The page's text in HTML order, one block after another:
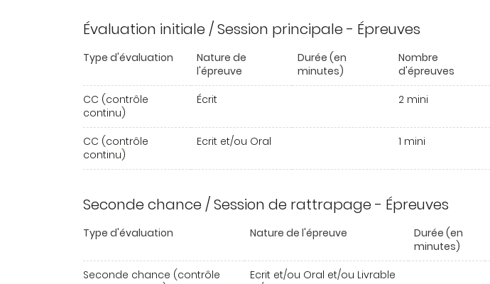
Évaluation initiale / Session principale - Épreuves
Type d'évaluation
Nature de
l'épreuve
Durée (en
minutes)
Nombre
d'épreuves
CC (contrôle
continu)
Écrit 2 mini
CC (contrôle
continu)
Ecrit et/ou Oral 1 mini
Seconde chance / Session de rattrapage - Épreuves
Type d'évaluation Nature de l'épreuve
Durée (en
minutes)
Seconde chance (contrôle
Ecrit et/ou Oral et/ou Livrable